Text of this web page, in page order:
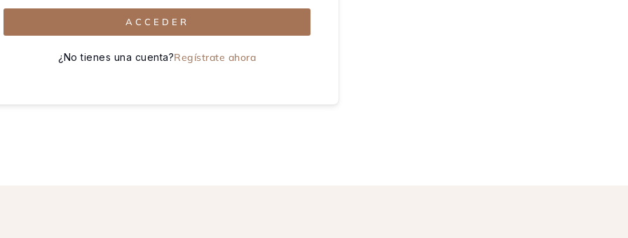
ACCEDER
¿No tienes una cuenta?Regístrate ahora